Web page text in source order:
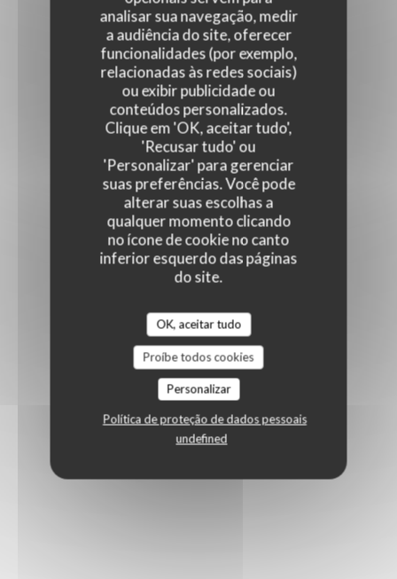
analisar sua navegação, medir
a audiência do site, oferecer
funcionalidades (por exemplo,
relacionadas às redes sociais)
ou exibir publicidade ou
conteúdos personalizados.
Clique em 'OK, aceitar tudo',
'Recusar tudo' ou
'Personalizar' para gerenciar
suas preferências. Você pode
alterar suas escolhas a
qualquer momento clicando
no ícone de cookie no canto
inferior esquerdo das páginas
do site.
OK, aceitar tudo
Proíbe todos cookies
Personalizar
Política de proteção de dados pessoais
undefined